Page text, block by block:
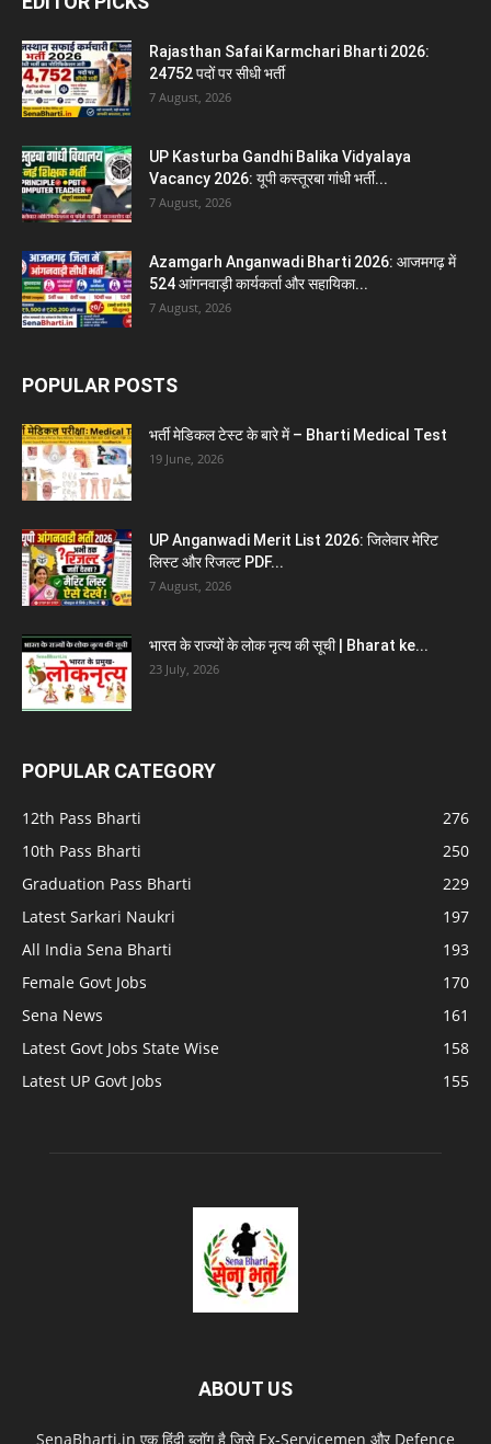
Rajasthan Safai Karmchari Bharti 2026:
24752 पदों पर सीधी भर्ती
7 August, 2026
UP Kasturba Gandhi Balika Vidyalaya
Vacancy 2026: यूपी कस्तूरबा गांधी भर्ती...
7 August, 2026
Azamgarh Anganwadi Bharti 2026: आजमगढ़ में
524 आंगनवाड़ी कार्यकर्ता और सहायिका...
7 August, 2026
POPULAR POSTS
भर्ती मेडिकल टेस्ट के बारे में – Bharti Medical Test
19 June, 2026
UP Anganwadi Merit List 2026: जिलेवार मेरिट
लिस्ट और रिजल्ट PDF...
7 August, 2026
भारत के राज्यों के लोक नृत्य की सूची | Bharat ke...
23 July, 2026
POPULAR CATEGORY
12th Pass Bharti
276
10th Pass Bharti
250
Graduation Pass Bharti
229
Latest Sarkari Naukri
197
All India Sena Bharti
193
Female Govt Jobs
170
Sena News
161
Latest Govt Jobs State Wise
158
Latest UP Govt Jobs
155
ABOUT US
SenaBharti.in एक हिंदी ब्लॉग है जिसे Ex‑Servicemen और Defence